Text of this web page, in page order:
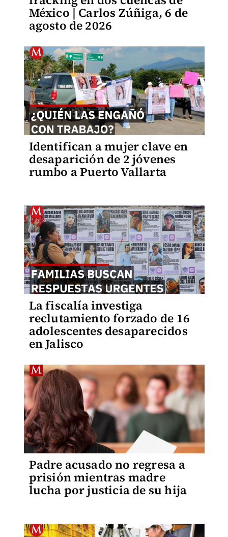
México | Carlos Zúñiga, 6 de
agosto de 2026
Identifican a mujer clave en
desaparición de 2 jóvenes
rumbo a Puerto Vallarta
La fiscalía investiga
reclutamiento forzado de 16
adolescentes desaparecidos
en Jalisco
Padre acusado no regresa a
prisión mientras madre
lucha por justicia de su hija